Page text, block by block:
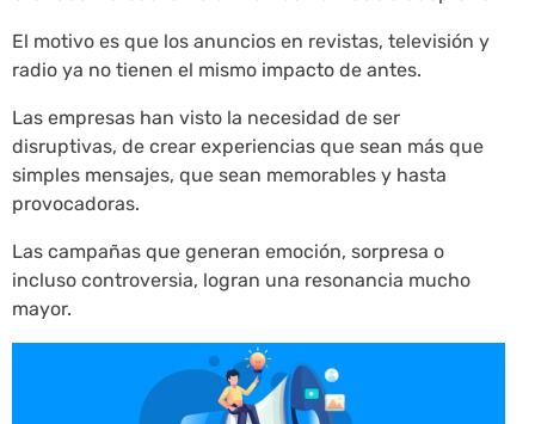
El motivo es que los anuncios en revistas, televisión y
radio ya no tienen el mismo impacto de antes.
Las empresas han visto la necesidad de ser
disruptivas, de crear experiencias que sean más que
simples mensajes, que sean memorables y hasta
provocadoras.
Las campañas que generan emoción, sorpresa o
incluso controversia, logran una resonancia mucho
mayor.